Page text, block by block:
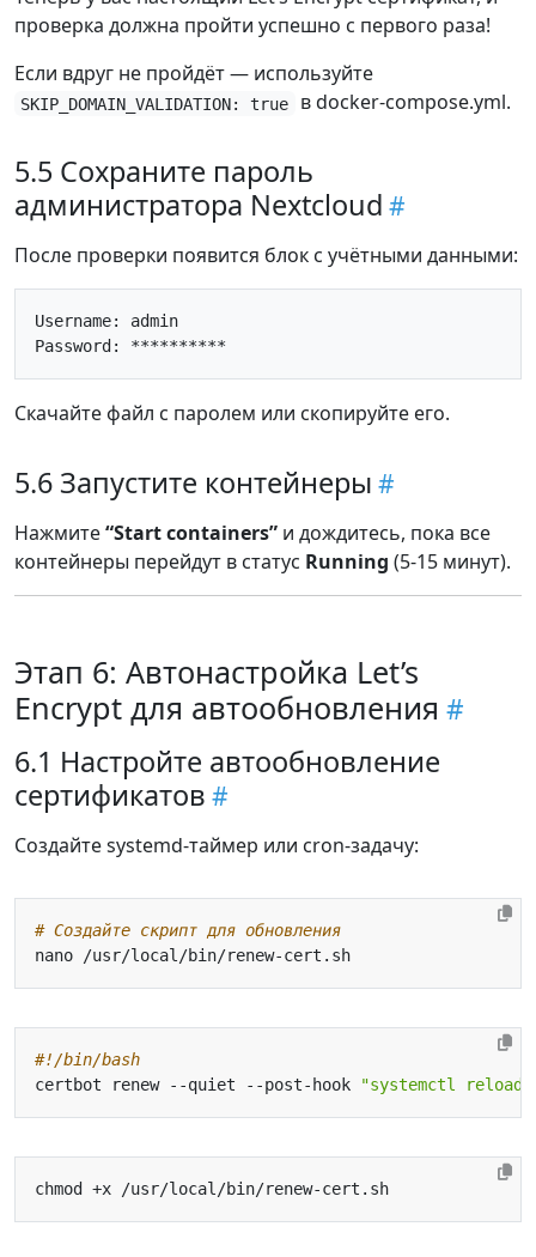
проверка должна пройти успешно с первого раза!
Если вдруг не пройдёт — используйте
SKIP_DOMAIN_VALIDATION: true в docker-compose.yml.
5.5 Сохраните пароль
администратора Nextcloud
После проверки появится блок с учётными данными:
Username: admin
Скачайте файл с паролем или скопируйте его.
5.6 Запустите контейнеры
Нажмите“Start containers” и дождитесь, пока все
контейнеры перейдут в статус Running (5-15 минут).
Этап 6: Автонастройка Let’s
Encrypt для автообновления
6.1 Настройте автообновление
сертификатов
Создайте systemd-таймер или cron-задачу:
# Создайте скрипт для обновления
certbot renew --quiet --post-hook
"systemctl reload